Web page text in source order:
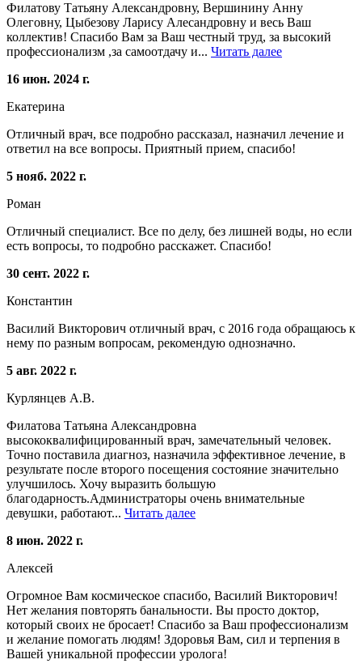
Филатову Татьяну Александровну, Вершинину Анну
Олеговну, Цыбезову Ларису Алесандровну и весь Ваш
коллектив! Спасибо Вам за Ваш честный труд, за высокий
профессионализм ,за самоотдачу и... Читать далее
16 июн. 2024 г.
Екатерина
Отличный врач, все подробно рассказал, назначил лечение и
ответил на все вопросы. Приятный прием, спасибо!
5 нояб. 2022 г.
Роман
Отличный специалист. Все по делу, без лишней воды, но если
есть вопросы, то подробно расскажет. Спасибо!
30 сент. 2022 г.
Константин
Василий Викторович отличный врач, с 2016 года обращаюсь к
нему по разным вопросам, рекомендую однозначно.
5 авг. 2022 г.
Курлянцев А.В.
Филатова Татьяна Александровна
высококвалифицированный врач, замечательный человек.
Точно поставила диагноз, назначила эффективное лечение, в
результате после второго посещения состояние значительно
улучшилось. Хочу выразить большую
благодарность.Администраторы очень внимательные
девушки, работают... Читать далее
8 июн. 2022 г.
Алексей
Огромное Вам космическое спасибо, Василий Викторович!
Нет желания повторять банальности. Вы просто доктор,
который своих не бросает! Спасибо за Ваш профессионализм
и желание помогать людям! Здоровья Вам, сил и терпения в
Вашей уникальной профессии уролога!